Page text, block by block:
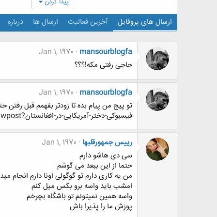
پیدا کردن
ارسال های پروفایل آخرین فعالیت ارسال ها درباره
mansourblogfa
Jan 1, 1970
حاجی رفتی مکه!؟؟؟
mansourblogfa
Jan 1, 1970
فیسبوکی-دختر-آمریکایی-در-افغانستان?goto=newpost
رییس جمهورقلبها Jan 1, 1970
سی دی هاشو دارم
حتما از این ببعد می گوشم
من یه کاری دارم تو گوگولی اونا دارم انجام
امشب باید واسه برو بکس میل کنم
واسه همین نمیتونم تو باشگاه بچرخم
پوزش ما را پذیرا باش